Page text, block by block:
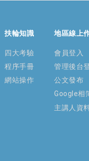
地區線上
會員登入
管理後台
公文發布
Google相
主講人資
扶輪知識
四大考驗
程序手冊
網站操作